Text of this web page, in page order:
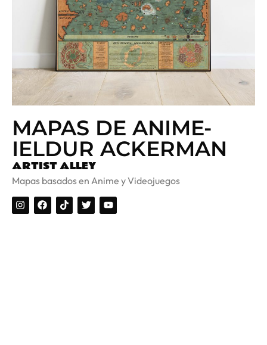
MAPAS DE ANIME-
IELDUR ACKERMAN
ARTIST ALLEY
Mapas basados en Anime y Videojuegos